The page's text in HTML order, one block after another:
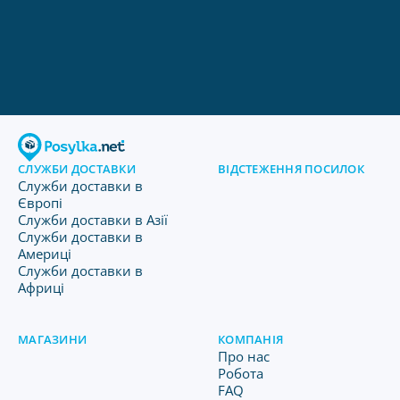
СЛУЖБИ ДОСТАВКИ
Служби доставки в
Європі
Служби доставки в Азії
Служби доставки в
Америці
Служби доставки в
Африці
ВІДСТЕЖЕННЯ ПОСИЛОК
МАГАЗИНИ КОМПАНІЯ
Про нас
Робота
FAQ